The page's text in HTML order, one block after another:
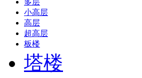
小高层
高层
超高层
板楼
塔楼